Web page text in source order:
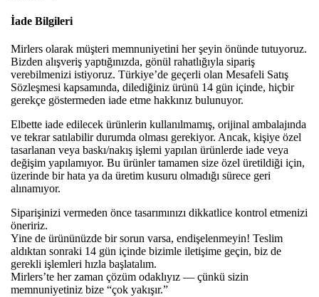
İade Bilgileri
Mirlers olarak müşteri memnuniyetini her şeyin önünde tutuyoruz.
Bizden alışveriş yaptığınızda, gönül rahatlığıyla sipariş
verebilmenizi istiyoruz. Türkiye’de geçerli olan Mesafeli Satış
Sözleşmesi kapsamında, dilediğiniz ürünü 14 gün içinde, hiçbir
gerekçe göstermeden iade etme hakkınız bulunuyor.
Elbette iade edilecek ürünlerin kullanılmamış, orijinal ambalajında
ve tekrar satılabilir durumda olması gerekiyor. Ancak, kişiye özel
tasarlanan veya baskı/nakış işlemi yapılan ürünlerde iade veya
değişim yapılamıyor. Bu ürünler tamamen size özel üretildiği için,
üzerinde bir hata ya da üretim kusuru olmadığı sürece geri
alınamıyor.
Siparişinizi vermeden önce tasarımınızı dikkatlice kontrol etmenizi
öneririz.
Yine de ürününüzde bir sorun varsa, endişelenmeyin! Teslim
aldıktan sonraki 14 gün içinde bizimle iletişime geçin, biz de
gerekli işlemleri hızla başlatalım.
Mirlers’te her zaman çözüm odaklıyız — çünkü sizin
memnuniyetiniz bize “çok yakışır.”